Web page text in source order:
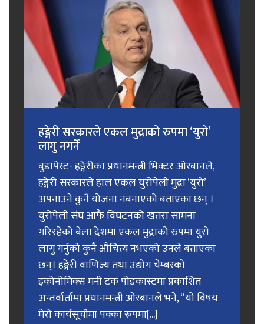
हङ्गेरी सरकारले एकल मुद्राको रुपमा ‘युरो’
लागु नगर्ने
बुडापेस्ट- हङ्गेरीका प्रधानमन्त्री भिक्टर ओरबानले,
हङ्गेरी सरकारले हाल एकल युरोपेली मुद्रा ‘युरो’
अपनाउने कुनै योजना नबनाएको बताएका छन् ।
युरोपेली संघ आफैं विघटनको खतरा सामना
गरिरहेको बेला देशमा एकल मुद्राको रुपमा युरो
लागु गर्नुको कुनै औचित्य नभएको उनले बताएका
छन्। हङ्गेरी वाणिज्य तथा उद्योग चेम्बरको
इकोनोमिक्स मनी टक पोडकास्टमा प्रकाशित
अन्तर्वार्तामा प्रधानमन्त्री ओरबानले भने, “यो विषय
मेरो कार्यसूचीमा पक्का रूपमा[...]